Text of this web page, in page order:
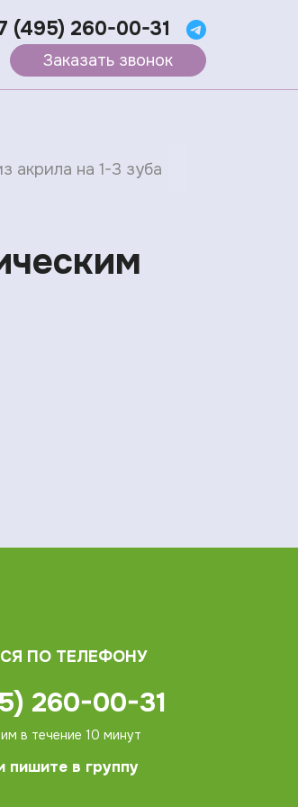
(495) 260-00-31
Заказать звонок
акрила на 1-3 зуба
ПО ТЕЛЕФОНУ
260-00-31
в течение 10 минут
пишите в группу